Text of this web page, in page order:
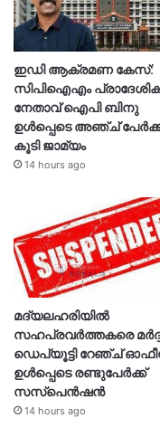
ഇഡി ആക്രമണ കേസ്:
സിപിഐഎം
നേതാവ് ഐപി ബിനു
ഉൾപ്പെടെ അഞ്ച്
കൂടി ജാമ്യം
14 hours ago
മദ്യലഹരിയിൽ
സഹപ്രവർത്തകരെ
ഡെപ്യൂട്ടി റേഞ്ച്
ഉൾപ്പെടെ രണ്ടുപേർക്ക്
സസ്‌പെൻഷൻ
14 hours ago